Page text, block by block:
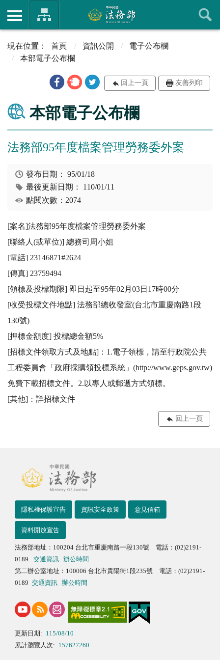
首頁 資訊公開
電子公布欄
本部電子公布欄
回上一頁 友善列印
本部電子公布欄
法務部95年度檔案管理勞務委外案
發布日期：95/01/18
最後更新日期： 110/01/11
點閱次數：2074
[案名]法務部95年度檔案管理勞務委外案
[聯絡人(或單位)] 總務司周小姐
[電話] 23146871#2624
[傳真] 23759494
[領標及投標期限] 即日起至95年02月03日17時00分
[收受投標文件地點] 法務部總收發室(台北市重慶南路1段
130號)
[押標金額度] 投標總金額5%
[招標文件領取方式及地點]：1.電子領標，請至行政院公共
工程委員會「政府採購領投標系統」(http://www.geps.gov.tw)
免費下載招標文件。2.以專人或郵遞方式領標。
[其他]：詳招標文件
回上一頁
隱私權保護宣告 資訊安全政策 意見信箱
資料開放宣告
法務部地址：100204 台北市重慶南路一段130號 電話：(02)2191-
0189
交通資訊
辦公時間
第二辦公室地址：100006 台北市貴陽街1段235號 電話：(02)2191-
0189 交通資訊 辦公時間
更新日期: 115/08/10
累計瀏覽人次: 157627260